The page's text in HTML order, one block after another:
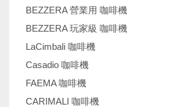
BEZZERA 營業用 咖啡機
BEZZERA 玩家級 咖啡機
LaCimbali 咖啡機
Casadio 咖啡機
FAEMA 咖啡機
CARIMALI 咖啡機